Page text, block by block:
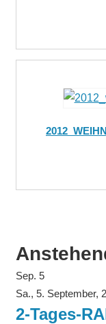
Sep. 5
Sa., 5. September,
2-Tages-